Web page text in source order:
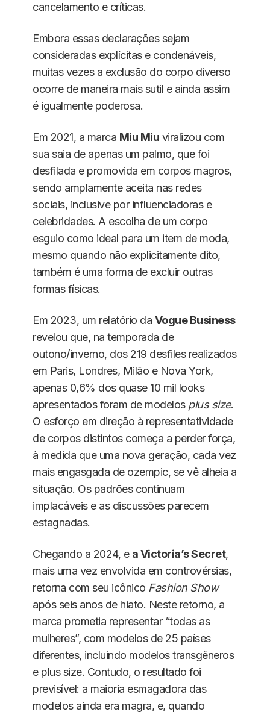
cancelamento e críticas.
Embora essas declarações sejam
consideradas explícitas e condenáveis,
muitas vezes a exclusão do corpo diverso
ocorre de maneira mais sutil e ainda assim
é igualmente poderosa.
Em 2021, a marca Miu Miu viralizou com
sua saia de apenas um palmo, que foi
desfilada e promovida em corpos magros,
sendo amplamente aceita nas redes
sociais, inclusive por influenciadoras e
celebridades. A escolha de um corpo
esguio como ideal para um item de moda,
mesmo quando não explicitamente dito,
também é uma forma de excluir outras
formas físicas.
Em 2023, um relatório da Vogue Business
revelou que, na temporada de
outono/inverno, dos 219 desfiles realizados
em Paris, Londres, Milão e Nova York,
apenas 0,6% dos quase 10 mil looks
apresentados foram de modelos plus size.
O esforço em direção à representatividade
de corpos distintos começa a perder força,
à medida que uma nova geração, cada vez
mais engasgada de ozempic, se vê alheia a
situação. Os padrões continuam
implacáveis e as discussões parecem
estagnadas.
Chegando a 2024, e a Victoria’s Secret,
mais uma vez envolvida em controvérsias,
retorna com seu icônico Fashion Show
após seis anos de hiato. Neste retorno, a
marca prometia representar “todas as
mulheres”, com modelos de 25 países
diferentes, incluindo modelos transgêneros
e plus size. Contudo, o resultado foi
previsível: a maioria esmagadora das
modelos ainda era magra, e, quando